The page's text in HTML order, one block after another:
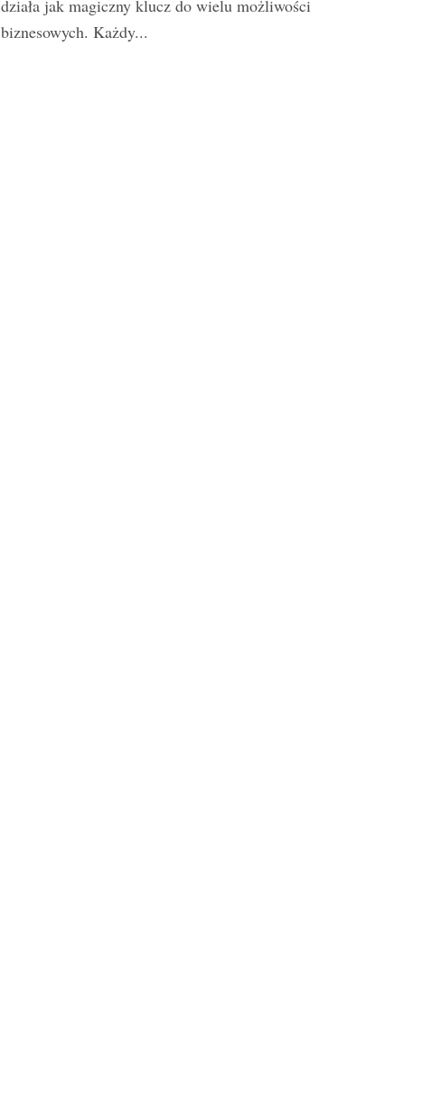
działa jak magiczny klucz do wielu możliwości
biznesowych. Każdy...